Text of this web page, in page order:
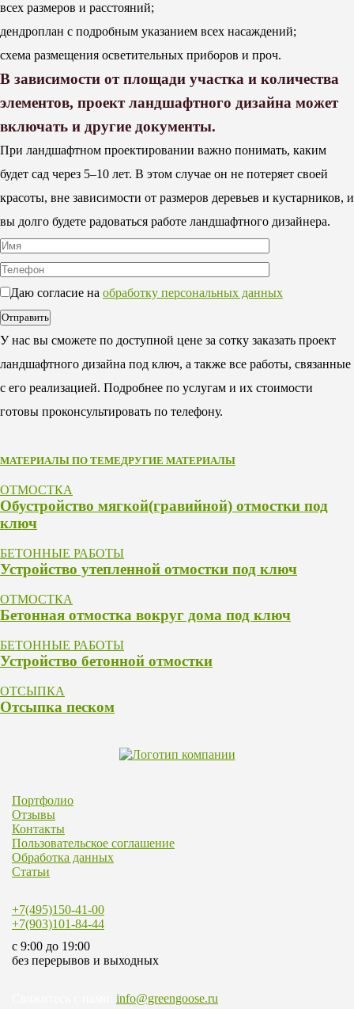
всех размеров и расстояний;
дендроплан с подробным указанием всех насаждений;
схема размещения осветительных приборов и проч.
В зависимости от площади участка и количества
элементов, проект ландшафтного дизайна может
включать и другие документы.
При ландшафтном проектировании важно понимать, каким
будет сад через 5–10 лет. В этом случае он не потеряет своей
красоты, вне зависимости от размеров деревьев и кустарников, и
вы долго будете радоваться работе ландшафтного дизайнера.
Даю согласие на обработку персональных данных
У нас вы сможете по доступной цене за сотку заказать проект
ландшафтного дизайна под ключ, а также все работы, связанные
с его реализацией. Подробнее по услугам и их стоимости
готовы проконсультировать по телефону.
МАТЕРИАЛЫ ПО ТЕМЕДРУГИЕ МАТЕРИАЛЫ
ОТМОСТКА
Обустройство мягкой(гравийной) отмостки под
ключ
БЕТОННЫЕ РАБОТЫ
Устройство утепленной отмостки под ключ
ОТМОСТКА
Бетонная отмостка вокруг дома под ключ
БЕТОННЫЕ РАБОТЫ
Устройство бетонной отмостки
ОТСЫПКА
Отсыпка песком
Портфолио
Отзывы
Контакты
Пользовательское соглашение
Обработка данных
Статьи
+7(495)150-41-00
+7(903)101-84-44
c 9:00 до 19:00
без перерывов и выходных
info@greengoose.ru